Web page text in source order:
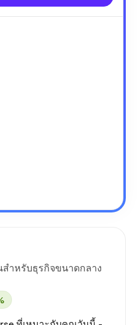
ำหรับธุรกิจขนาดกลาง